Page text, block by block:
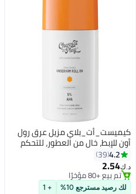
كيميست_أت_بلاي مزيل عرق رول
أون للإبط، خالٍ من العطور، للتحكم
في الرائحة | 40 مل
4.2
39
د.ك‏2.54
تم بيع +80 مؤخرًا
تم بيع +80 مؤخرًا
لك رصيد مسترجع 10% + 1